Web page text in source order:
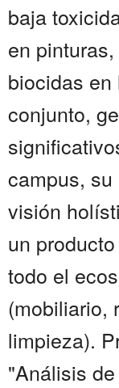
baja
en
biocidas
conjunto,
campus,
visión
un
todo el
(mobiliario,
limpieza).
"Análisis